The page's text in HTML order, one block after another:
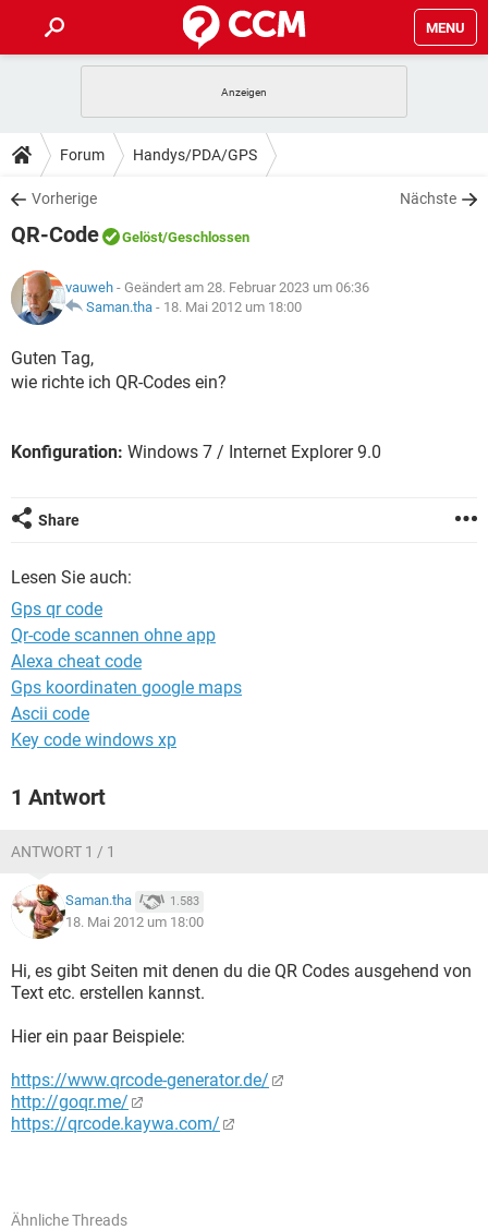
MENU
ANDROID IOS
WINDOWS 10
WHATSAPP
FACEBOOK
TIPPS & TRICKS
SPIELE STREAMING
WHATSAPP TIKTOK
FACEBOOK
DOWNLOADS
SPIELE
ANDROID
WINDOWS 10 INSTAGRAM
FACEBOOK
FORUM
SPIELE STREAMING
ANDROID
WINDOWS 10
LEXIKON
ANDROID
WHATSAPP TIKTOK
Forum Handys/PDA/GPS
Vorherige Nächste
QR-Code Gelöst/Geschlossen
vauweh - Geändert am 28. Februar 2023 um 06:36
Saman.tha - 18. Mai 2012 um 18:00
Guten Tag,
wie richte ich QR-Codes ein?
Konfiguration: Windows 7 / Internet Explorer 9.0
Share
Lesen Sie auch:
Gps qr code
Qr-code scannen ohne app
Alexa cheat code
Gps koordinaten google maps
Ascii code
Key code windows xp
1 Antwort
ANTWORT 1 / 1
Saman.tha 1.583
18. Mai 2012 um 18:00
Hi, es gibt Seiten mit denen du die QR Codes ausgehend von
Text etc. erstellen kannst.
Hier ein paar Beispiele:
https://www.qrcode-generator.de/
http://goqr.me/
https://qrcode.kaywa.com/
Ähnliche Threads